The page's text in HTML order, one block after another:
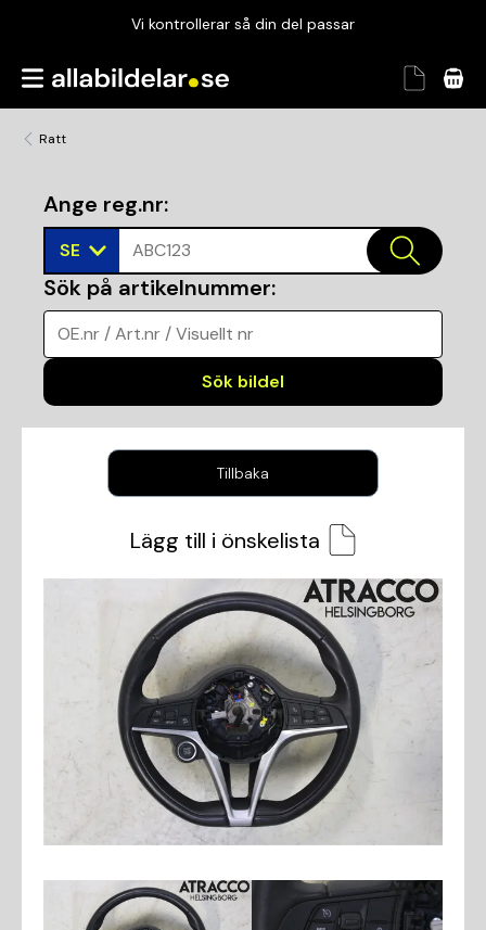
Vi kontrollerar så din del passar
Garanterad passform
Ratt
Ange reg.nr:
SE ABC123
Sök på artikelnummer:
OE.nr / Art.nr / Visuellt nr
Sök bildel
Tillbaka
Lägg till i önskelista